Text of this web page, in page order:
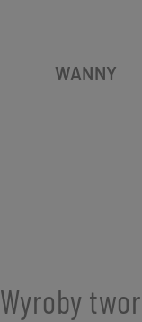
WANNY
Wyroby